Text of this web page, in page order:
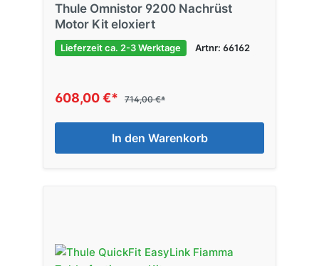
Thule Omnistor 9200 Nachrüst
Motor Kit eloxiert
Lieferzeit ca. 2-3 Werktage Artnr: 66162
608,00 €* 714,00 €*
In den Warenkorb